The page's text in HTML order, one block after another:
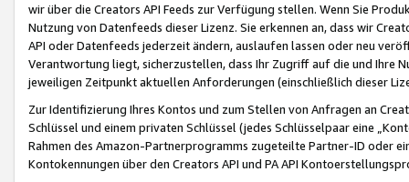
wir über die Creators API Feeds zur Verfügung stellen. Wenn Sie
Nutzung von Datenfeeds dieser Lizenz. Sie erkennen an, dass wir
API oder Datenfeeds jederzeit ändern, auslaufen lassen oder neu
Verantwortung liegt, sicherzustellen, dass Ihr Zugriff auf die und Ihre
jeweiligen Zeitpunkt aktuellen Anforderungen (einschließlich dieser
Zur Identifizierung Ihres Kontos und zum Stellen von Anfragen an
Schlüssel und einem privaten Schlüssel (jedes Schlüsselpaar eine
Rahmen des Amazon-Partnerprogramms zugeteilte Partner-ID oder
Kontokennungen über den Creators API und PA API